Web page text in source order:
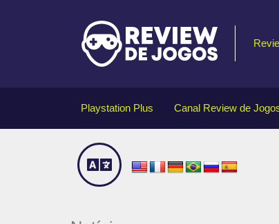
Playstation Plus Canal Review de